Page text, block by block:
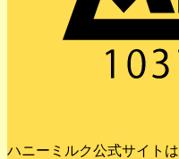
ハニーミルク公式サイトは